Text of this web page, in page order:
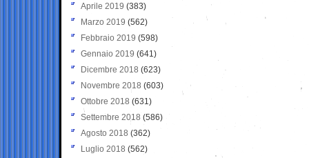
Aprile 2019 (383)
Marzo 2019 (562)
Febbraio 2019 (598)
Gennaio 2019 (641)
Dicembre 2018 (623)
Novembre 2018 (603)
Ottobre 2018 (631)
Settembre 2018 (586)
Agosto 2018 (362)
Luglio 2018 (562)